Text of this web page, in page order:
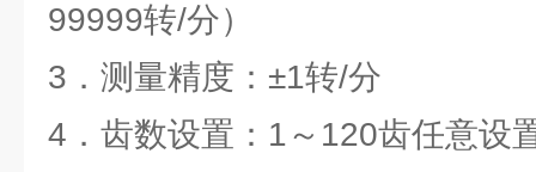
99999转/分）
3．测量精度：±1转/分
4．齿数设置：1～120齿任意设